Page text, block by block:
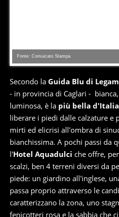
Fonte: Comuicato Stampa
Secondo la Guida Blu di
- in provincia di Caglari -
luminosa, è la più bella d'Italia
liberare i piedi dalle calzature e
mirti ed elicrisi all'ombra di
bianchissima. A pochi passi da
l'Hotel Aquadulci che offre,
scalzi, ben 4 terreni diversi da
piede: un giardino all'inglese,
passa proprio attraverso le
caratterizzano la zona, uno
fenicotteri rosa e la sabbia che